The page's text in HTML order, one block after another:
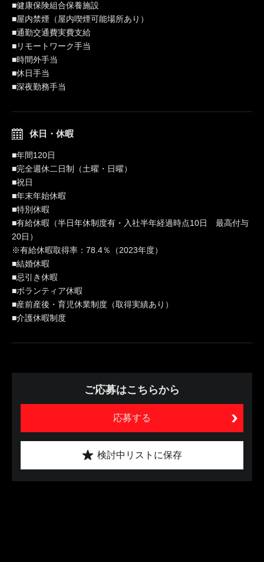
■健康保険組合保養施設
■屋内禁煙（屋内喫煙可能場所あり）
■通勤交通費実費支給
■リモートワーク手当
■時間外手当
■休日手当
■深夜勤務手当
休日・休暇
■年間120日
■完全週休二日制（土曜・日曜）
■祝日
■年末年始休暇
■特別休暇
■有給休暇（半日年休制度有・入社半年経過時点10日 最高付与
20日）
※有給休暇取得率：78.4％（2023年度）
■結婚休暇
■忌引き休暇
■ボランティア休暇
■産前産後・育児休業制度（取得実績あり）
■介護休暇制度
ご応募はこちらから
応募する
検討中リストに保存